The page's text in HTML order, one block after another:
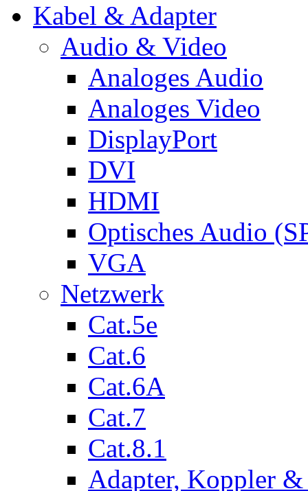
Kabel & Adapter
Audio & Video
Analoges Audio
Analoges Video
DisplayPort
DVI
HDMI
Optisches Audio
VGA
Netzwerk
Cat.5e
Cat.6
Cat.6A
Cat.7
Cat.8.1
Adapter, Koppler &